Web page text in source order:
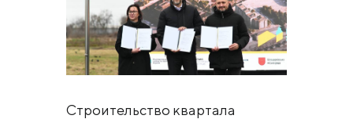
Строительство квартала